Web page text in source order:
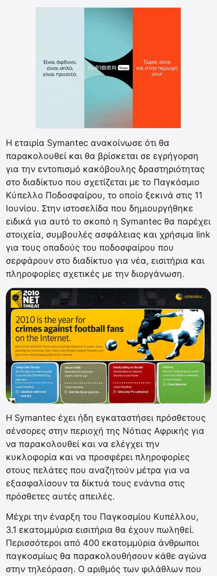
Η εταιρία Symantec ανακοίνωσε ότι θα
παρακολουθεί και θα βρίσκεται σε εγρήγορση
για την εντοπισμό κακόβουλης δραστηριότητας
στο διαδίκτυο που σχετίζεται με το Παγκόσμιο
Κύπελλο Ποδοσφαίρου, το οποίο ξεκινά στις 11
Ιουνίου. Στην ιστοσελίδα που δημιουργήθηκε
ειδικά για αυτό το σκοπό η Symantec θα παρέχει
στοιχεία, συμβουλές ασφάλειας και χρήσιμα link
για τους οπαδούς του ποδοσφαίρου που
σερφάρουν στο διαδίκτυο για νέα, εισιτήρια και
πληροφορίες σχετικές με την διοργάνωση.
Η Symantec έχει ήδη εγκαταστήσει πρόσθετους
σένσορες στην περιοχή της Νότιας Αφρικής για
να παρακολουθεί και να ελέγχει την
κυκλοφορία και να προσφέρει πληροφορίες
στους πελάτες που αναζητούν μέτρα για να
εξασφαλίσουν τα δίκτυά τους ενάντια στις
πρόσθετες αυτές απειλές.
Μέχρι την έναρξη του Παγκοσμίου Κυπέλλου,
3.1 εκατομμύρια εισιτήρια θα έχουν πωληθεί.
Περισσότεροι από 400 εκατομμύρια άνθρωποι
παγκοσμίως θα παρακολουθήσουν κάθε αγώνα
στην τηλεόραση. Ο αριθμός των φιλάθλων που